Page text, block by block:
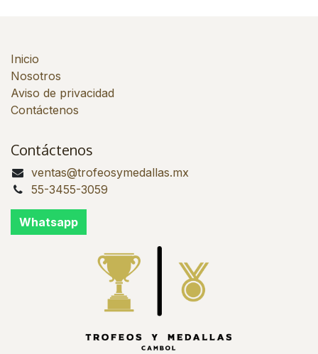
Inicio
Nosotros
Aviso de privacidad
Contáctenos
Contáctenos
ventas@trofeosymedallas.mx
55-3455-3059
Whatsapp